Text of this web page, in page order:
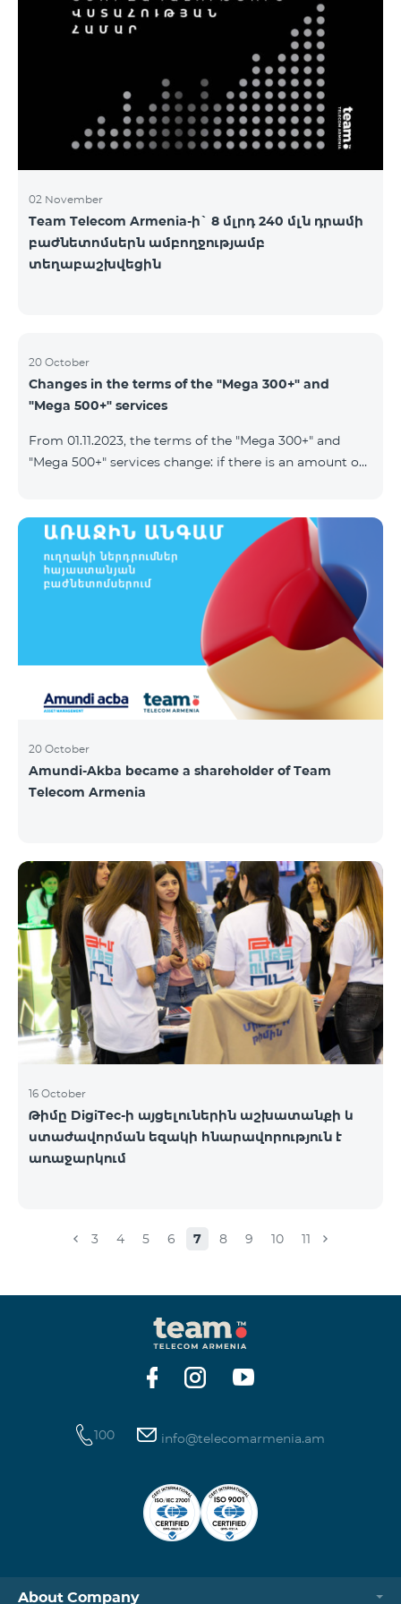
2&Russian Pro 5200 All Net 3&Russian Pro 8200 Leader
02 November
Team Telecom Armenia-ի` 8 մլրդ 240 մլն դրամի
բաժնետոմսերն ամբողջությամբ
տեղաբաշխվեցին
20 October
Changes in the terms of the "Mega 300+" and
"Mega 500+" services
From 01.11.2023, the terms of the "Mega 300+" and
"Mega 500+" services change: if there is an amount on
balance is not reset and transferred to the next day
with the possibility of accumulating up to 100 GB.
20 October
Amundi-Akba became a shareholder of Team
Telecom Armenia
16 October
Թիմը DigiTec-ի այցելուներին աշխատանքի և
ստաժավորման եզակի հնարավորություն է
առաջարկում
3 4 5 6 7 8 9 10 11
100 info@telecomarmenia.am
About Company